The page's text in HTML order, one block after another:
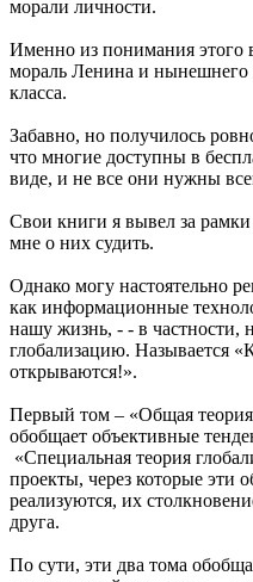
морали личности.
Именно из понимания этого
мораль Ленина и нынешнего
класса.
Забавно, но получилось
что многие доступны в
виде, и не все они нужны
Свои книги я вывел за
мне о них судить.
Однако могу настоятельно
как информационные
нашу жизнь, - - в частности,
глобализацию. Называется
открываются!».
Первый том – «Общая
обобщает объективные
«Специальная теория
проекты, через которые эти
реализуются, их
друга.
По сути, эти два тома